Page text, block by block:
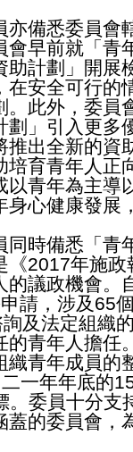
悉委員會轄
會早前就「青
助計劃」開展
在安全可行的
。此外，委員
劃」引入更多
推出全新的資
培育青年人正
以青年為主導
身心健康發展
備悉「青年
《2017年施
的議政機會。
請，涉及65
及法定組織
的青年人擔任
織青年成員的
一年年底的
。委員十分支
蓋的委員會，